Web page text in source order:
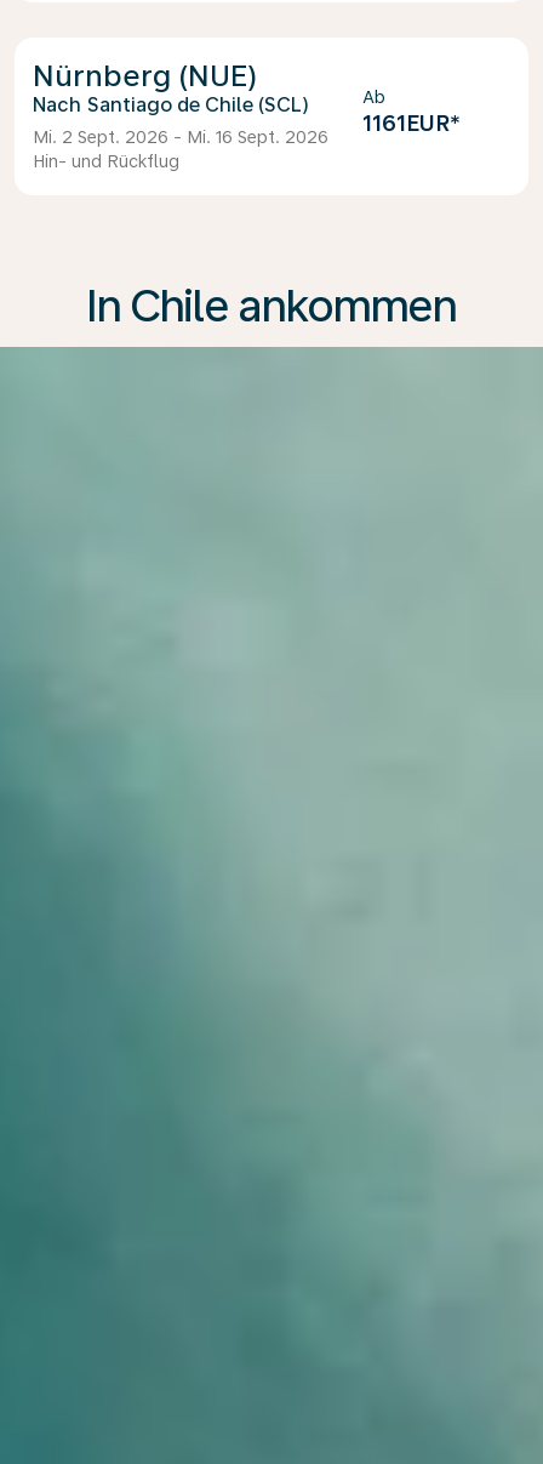
Nürnberg (NUE)
Santiago de Chile (SCL)
Mi. 2 Sept. 2026 - Mi. 16 Sept. 2026
Hin- und Rückflug
Ab
1161EUR*
In Chile ankommen